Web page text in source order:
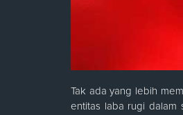
Tak ada yang lebih
entitas laba rugi dalam